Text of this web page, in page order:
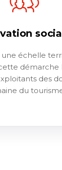
échelle
démarche
des
du